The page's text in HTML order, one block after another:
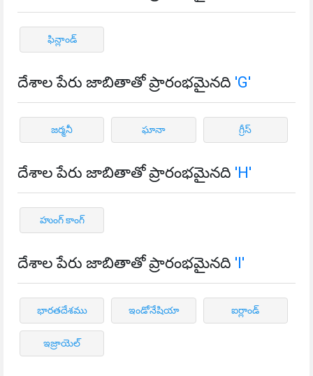
ఫిన్లాండ్
దేశాల పేరు జాబితాతో ప్రారంభమైనది 'G'
జర్మనీ ఘానా గ్రీస్
దేశాల పేరు జాబితాతో ప్రారంభమైనది 'H'
హుంగ్ కాంగ్
దేశాల పేరు జాబితాతో ప్రారంభమైనది 'I'
భారతదేశము ఇండోనేషియా ఐర్లాండ్
ఇజ్రాయెల్